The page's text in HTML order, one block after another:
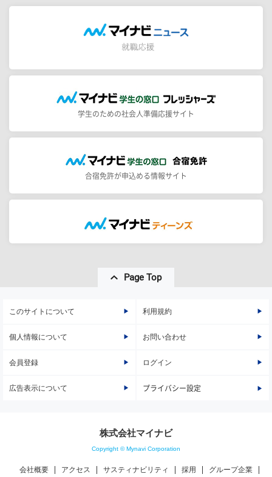
学生のための社会人準備応援サイト
合宿免許が申込める情報サイト
Page Top
このサイトについて 利用規約
個人情報について お問い合わせ
会員登録 ログイン
広告表示について プライバシー設定
株式会社マイナビ
Copyright © Mynavi Corporation
会社概要 アクセス サスティナビリティ 採用 グループ企業